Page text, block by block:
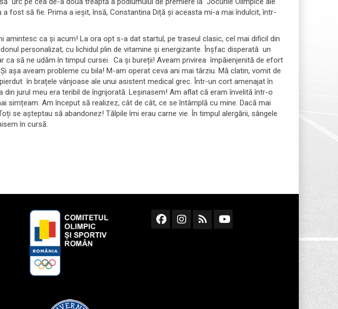
fost să fie. Prima a ieșit, însă, Constantina Diță și aceasta mi-a mai îndulcit, într-
amintesc ca și acum! La ora opt s-a dat startul, pe traseul clasic, cel mai dificil din
personalizat, cu lichidul plin de vitamine și energizante. Înșfac disperată un
să ne udăm în timpul cursei. Ca și bureții! Aveam privirea împăienjenită de efort
aveam probleme cu bila! M-am operat ceva ani mai târziu. Mă clatin, vomit de
în brațele vânjoase ale unui asistent medical grec. Într-un cort amenajat în
jurul meu era teribil de îngrijorată. Leșinasem! Am aflat că eram învelită într-o
simțeam. Am început să realizez, cât de cât, ce se întâmplă cu mine. Dacă mai
se așteptau să abandonez! Tălpile îmi erau carne vie. În timpul alergării, sângele
în cursă.